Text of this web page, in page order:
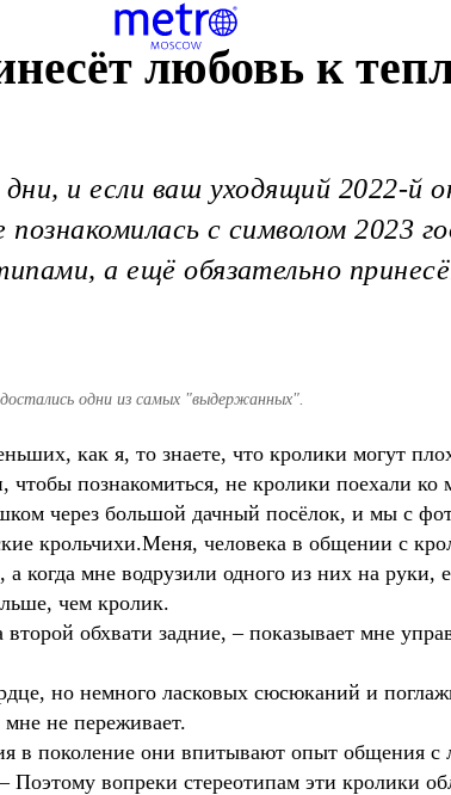
любовь к
и если ваш уходящий 2022-й
с символом 2023
а ещё обязательно
одни из самых "выдержанных".
как я, то знаете, что кролики могут
познакомиться, не кролики поехали ко
через большой дачный посёлок, и мы с
крольчихи.Меня, человека в общении с
когда мне водрузили одного из них на руки,
чем кролик.
обхвати задние, – показывает мне
но немного ласковых сюсюканий и
не переживает.
в поколение они впитывают опыт общения с
вопреки стереотипам эти кролики